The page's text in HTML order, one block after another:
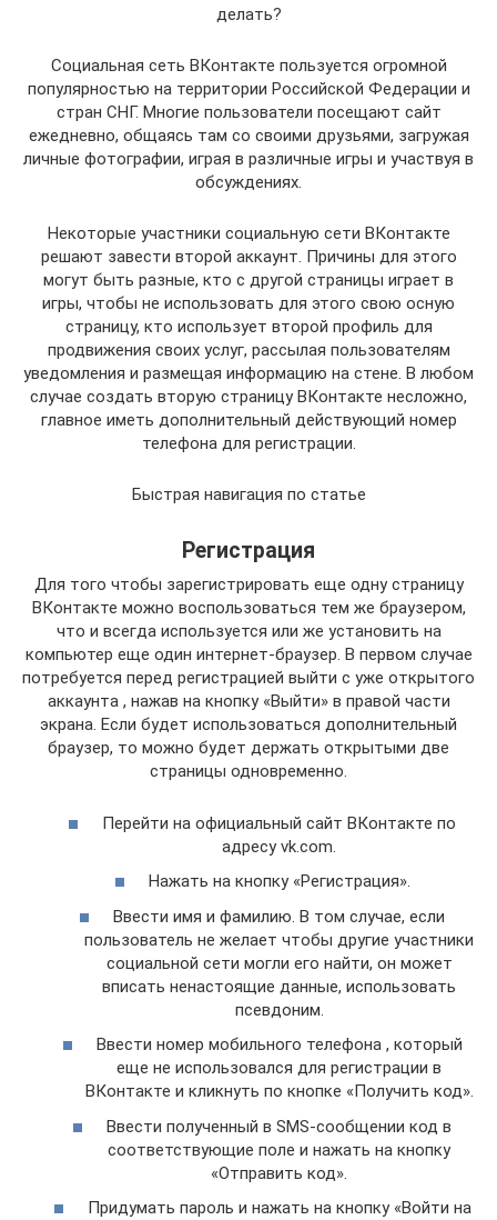
делать?
Социальная сеть ВКонтакте пользуется огромной
популярностью на территории Российской Федерации и
стран СНГ. Многие пользователи посещают сайт
ежедневно, общаясь там со своими друзьями, загружая
личные фотографии, играя в различные игры и участвуя в
обсуждениях.
Некоторые участники социальную сети ВКонтакте
решают завести второй аккаунт. Причины для этого
могут быть разные, кто с другой страницы играет в
игры, чтобы не использовать для этого свою осную
страницу, кто использует второй профиль для
продвижения своих услуг, рассылая пользователям
уведомления и размещая информацию на стене. В любом
случае создать вторую страницу ВКонтакте несложно,
главное иметь дополнительный действующий номер
телефона для регистрации.
Быстрая навигация по статье
Регистрация
Для того чтобы зарегистрировать еще одну страницу
ВКонтакте можно воспользоваться тем же браузером,
что и всегда используется или же установить на
компьютер еще один интернет-браузер. В первом случае
потребуется перед регистрацией выйти с уже открытого
аккаунта , нажав на кнопку «Выйти» в правой части
экрана. Если будет использоваться дополнительный
браузер, то можно будет держать открытыми две
страницы одновременно.
Перейти на официальный сайт ВКонтакте по
адресу vk.com.
Нажать на кнопку «Регистрация».
Ввести имя и фамилию. В том случае, если
пользователь не желает чтобы другие участники
социальной сети могли его найти, он может
вписать ненастоящие данные, использовать
псевдоним.
Ввести номер мобильного телефона , который
еще не использовался для регистрации в
ВКонтакте и кликнуть по кнопке «Получить код».
Ввести полученный в SMS-сообщении код в
соответствующие поле и нажать на кнопку
«Отправить код».
Придумать пароль и нажать на кнопку «Войти на